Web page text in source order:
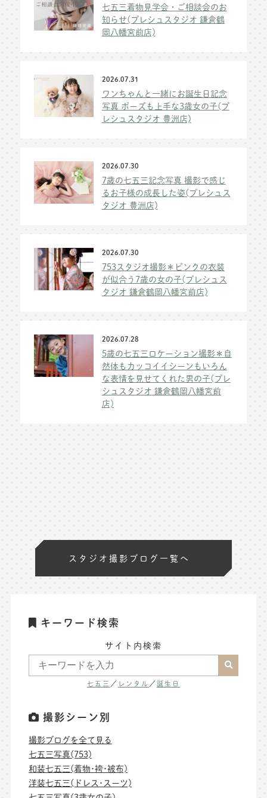
七五三着物見学会・ご相談会のお
知らせ(プレシュスタジオ 鎌倉鶴
岡八幡宮前店)
2026.07.31
ワンちゃんと一緒にお誕生日記念
写真 ポーズも上手な3歳女の子(プ
レシュスタジオ 豊洲店)
2026.07.30
7歳の七五三記念写真 撮影で感じ
るお子様の成長した姿(プレシュス
タジオ 豊洲店)
2026.07.30
753スタジオ撮影＊ピンクの衣装
が似合う7歳の女の子(プレシュス
タジオ 鎌倉鶴岡八幡宮前店)
2026.07.28
5歳の七五三ロケーション撮影＊自
然体もカッコイイシーンもいろん
な表情を見せてくれた男の子(プレ
シュスタジオ 鎌倉鶴岡八幡宮前
店)
スタジオ撮影ブログ一覧へ
キーワード検索
サイト内検索
七五三 ／ レンタル ／誕生日
撮影シーン別
撮影ブログを全て見る
七五三写真(753)
和装七五三(着物･袴･被布)
洋装七五三(ドレス･スーツ)